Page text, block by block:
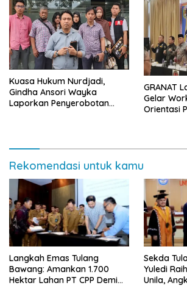
Kuasa Hukum Nurdjadi,
Gindha Ansori Wayka
Laporkan Penyerobotan
GRANAT
Gelar
Orientasi
Rekomendasi untuk kamu
Langkah Emas Tulang
Bawang: Amankan 1.700
Hektar Lahan PT CPP Demi
Sekda
Yuledi
Unila,